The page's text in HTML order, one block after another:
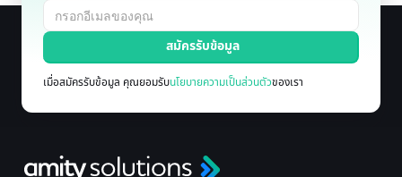
เมื่อสมัครรับข้อมูล คุณยอมรับนโยบายความเป็นส่วนตัวของเรา